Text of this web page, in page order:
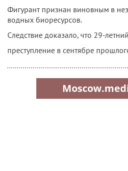
Фигурант признан виновным в
водных биоресурсов.
Следствие доказало, что 29-
преступление в сентябре